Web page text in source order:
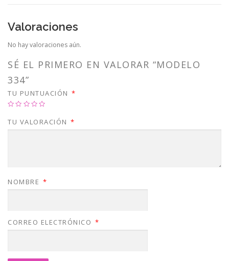
Valoraciones
No hay valoraciones aún.
SÉ EL PRIMERO EN VALORAR “MODELO
334”
TU PUNTUACIÓN *
TU VALORACIÓN *
NOMBRE *
CORREO ELECTRÓNICO *